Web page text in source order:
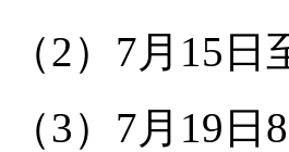
（2）7月15
（3）7月19